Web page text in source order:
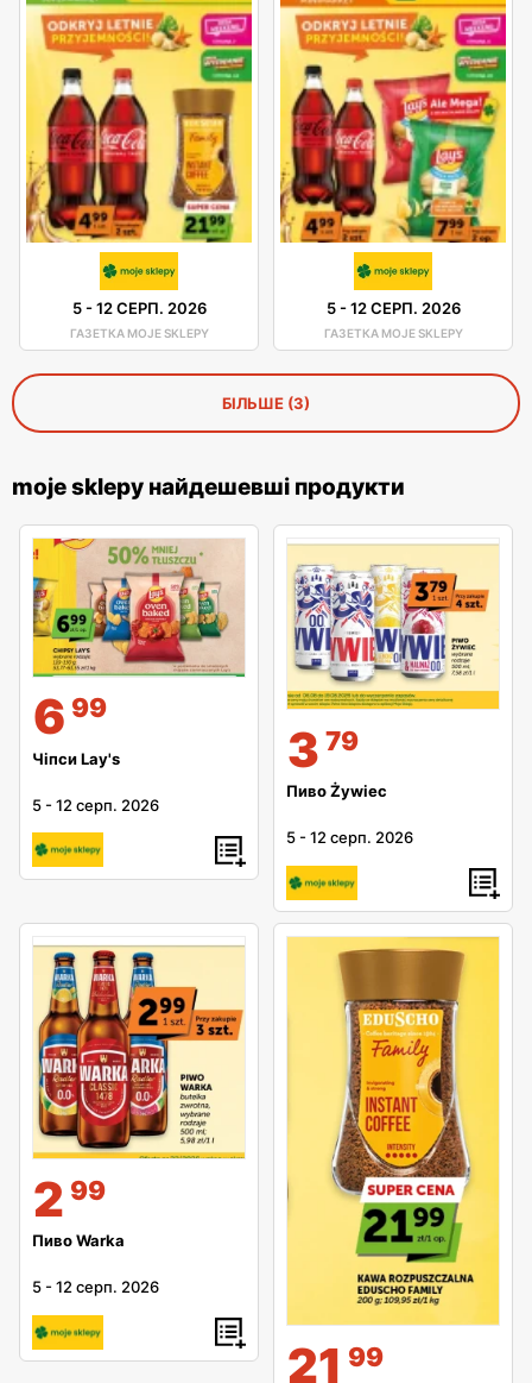
5-12 СЕРП. 2026
ГАЗЕТКА MOJE SKLEPY
5-12 СЕРП. 2026
ГАЗЕТКА MOJE SKLEPY
БІЛЬШЕ (3)
moje sklepy найдешевші продукти
6 99
Чіпси Lay's
5 -12 серп. 2026
3 79
Пиво Żywiec
5 -12 серп. 2026
2 99
Пиво Warka
5 -12 серп. 2026
21 99